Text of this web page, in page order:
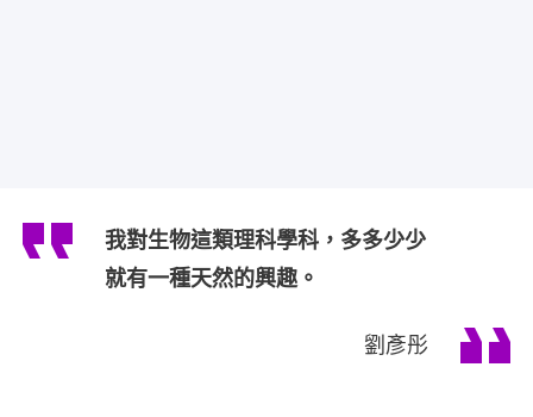
我對生物這類理科學科，多多少少
就有一種天然的興趣。
劉彥彤